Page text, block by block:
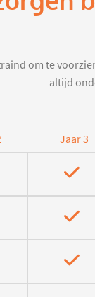
om te
altijd
Jaar 3